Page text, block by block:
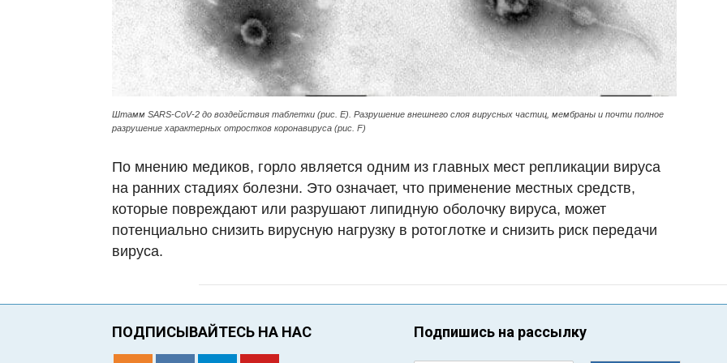
Штамм SARS-CoV-2 до воздействия таблетки (рис. E). Разрушение внешнего слоя вирусных частиц, мембраны и почти полное
разрушение характерных отростков коронавируса (рис. F)
По мнению медиков, горло является одним из главных мест репликации вируса
на ранних стадиях болезни. Это означает, что применение местных средств,
которые повреждают или разрушают липидную оболочку вируса, может
потенциально снизить вирусную нагрузку в ротоглотке и снизить риск передачи
вируса.
ПОДПИСЫВАЙТЕСЬ НА НАС Подпишись на рассылку